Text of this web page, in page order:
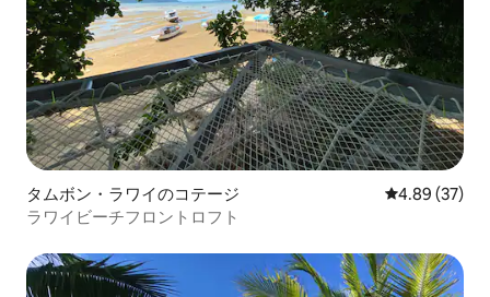
タムボン・ラワイのコテージ レビュー37
4.89 (37)
ラワイビーチフロントロフト